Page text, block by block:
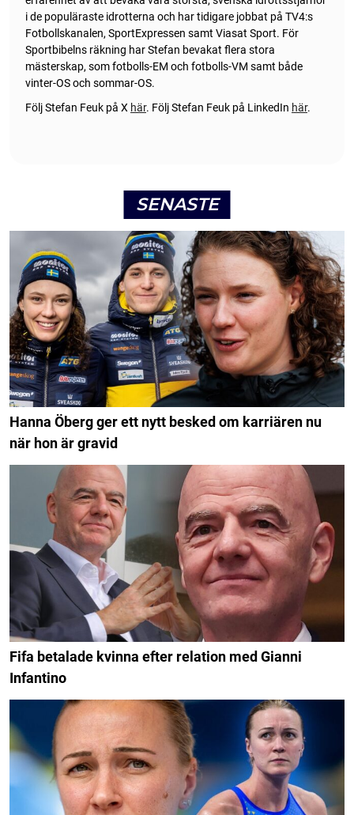
i de populäraste idrotterna och har tidigare jobbat på TV4:s
Fotbollskanalen, SportExpressen samt Viasat Sport. För
Sportbibelns räkning har Stefan bevakat flera stora
mästerskap, som fotbolls-EM och fotbolls-VM samt både
vinter-OS och sommar-OS.
Följ Stefan Feuk på X här. Följ Stefan Feuk på LinkedIn här.
SENASTE
Hanna Öberg ger ett nytt besked om karriären nu
när hon är gravid
Fifa betalade kvinna efter relation med Gianni
Infantino